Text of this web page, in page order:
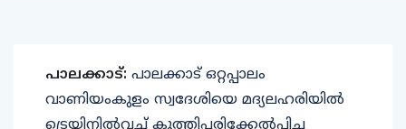
പാലക്കാട്: പാലക്കാട് ഒറ്റപ്പാലം
വാണിയംകുളം സ്വദേശിയെ മദ്യലഹരിയിൽ